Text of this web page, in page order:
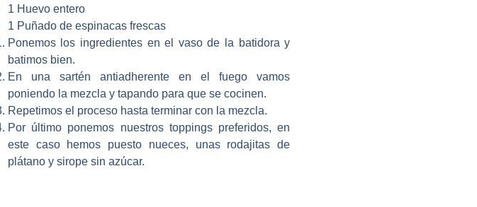
1 Huevo entero
1 Puñado de espinacas frescas
Ponemos los ingredientes en el vaso de la batidora y
batimos bien.
En una sartén antiadherente en el fuego vamos
poniendo la mezcla y tapando para que se cocinen.
Repetimos el proceso hasta terminar con la mezcla.
Por último ponemos nuestros toppings preferidos, en
este caso hemos puesto nueces, unas rodajitas de
plátano y sirope sin azúcar.